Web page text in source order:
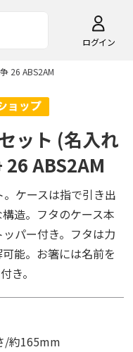
ログイン
26 ABS2AM
ット (名入れ
ABS2AM
ケースは指で引き出
造。フタのケース本
パー付き。フタは力
能。お箸には名前を
き。
約165mm